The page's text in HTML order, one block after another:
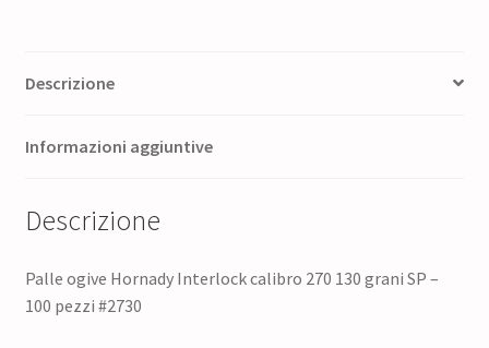
#2730
Descrizione
Informazioni aggiuntive
Descrizione
Palle ogive Hornady Interlock calibro 270 130 grani SP –
100 pezzi #2730